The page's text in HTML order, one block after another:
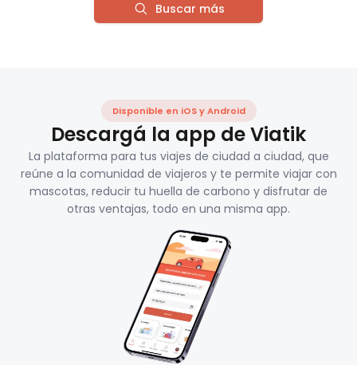
Buscar más
Disponible en iOS y Android
Descargá la app de Viatik
La plataforma para tus viajes de ciudad a ciudad, que
reúne a la comunidad de viajeros y te permite viajar con
mascotas, reducir tu huella de carbono y disfrutar de
otras ventajas, todo en una misma app.